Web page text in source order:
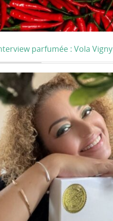
parfumée : Vola Vigny